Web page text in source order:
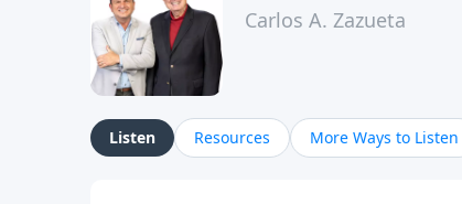
Carlos A. Zazueta
Listen Resources More Ways to Listen